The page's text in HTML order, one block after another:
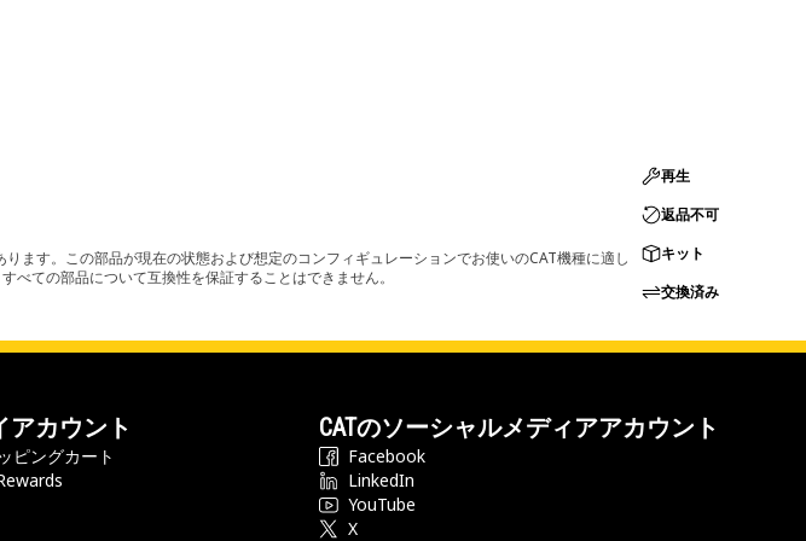
ます。この部品が現在の状態および想定のコンフィギュレーションでお使いのCAT機種に適し
ての部品について互換性を保証することはできません。
再生
返品不可
キット
交換済み
アカウント
ピングカート
CATのソーシャルメディアアカウント
Facebook
LinkedIn
YouTube
X